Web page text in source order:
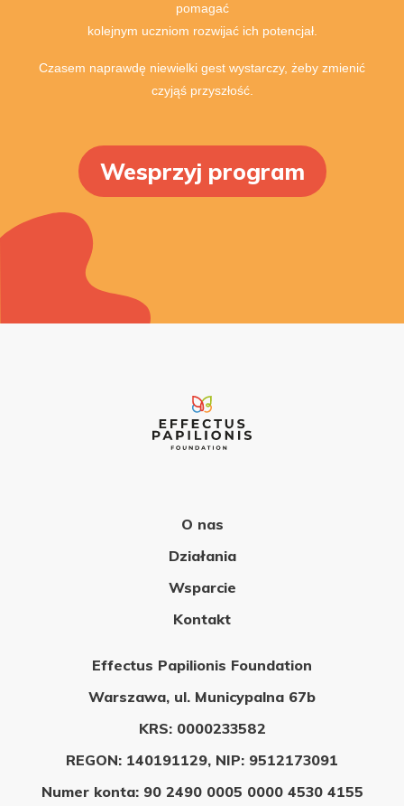
pomagać
kolejnym uczniom rozwijać ich potencjał.
Czasem naprawdę niewielki gest wystarczy, żeby zmienić
czyjąś przyszłość.
Wesprzyj program
O nas
Działania
Wsparcie
Kontakt
Effectus Papilionis Foundation
Warszawa, ul. Municypalna 67b
KRS: 0000233582
REGON: 140191129, NIP: 9512173091
Numer konta: 90 2490 0005 0000 4530 4155